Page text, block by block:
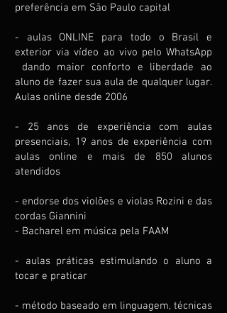
preferência em São Paulo capital
- aulas ONLINE para todo o Brasil e
exterior via vídeo ao vivo pelo WhatsApp
dando maior conforto e liberdade ao
aluno de fazer sua aula de qualquer lugar.
Aulas online desde 2006
- 25 anos de experiência com aulas
presenciais, 19 anos de experiência com
aulas online e mais de 850 alunos
atendidos
- endorse dos violões e violas Rozini e das
cordas Giannini
- Bacharel em música pela FAAM
- aulas práticas estimulando o aluno a
tocar e praticar
- método baseado em linguagem, técnicas